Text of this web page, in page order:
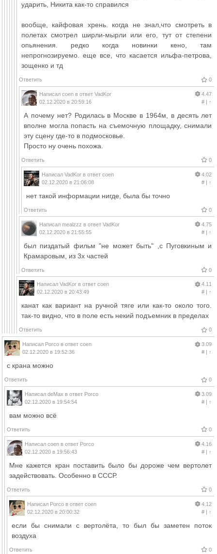
ударить, Никита как-то справился
вообще, кайфовая хрень. когда не знал,что смотреть в
полетах смотрел ширли-мырли или его, тут от степени
опьянения. редко когда новинки кено, там
непрогнозируемо. еще все, что касается ильфа-петрова,
зощенко и тд
Ответить 0
Написал coen в ответ VadKor
02.12.2020 в 20:59:16
4.47
#| ↑
А почему нет? Родилась в Москве в 1964м, в десять лет
вполне могла попасть на съемочную площадку, снимали
эту сцену где-то в подмосковье.
Просто ну очень похожа.
Ответить 0
Написал VadKor в ответ coen
02.12.2020 в 21:06:08
4.02
#| ↑
нет такой информации нигде, была бы точно
Ответить 0
Написал mealzzz в ответ VadKor
02.12.2020 в 21:55:55
4.75
#| ↑
был пиздатый фильм "не может быть" ,с Пуговкиным и
Крамаровым, из 3х частей
Ответить 0
Написал VadKor в ответ coen
02.12.2020 в 20:43:49
4.11
#| ↑
канат как вариант на ручной тяге или как-то около того.
так-то видно, что в поле есть некий подъемник в пределах
Ответить 0
Написал Porco в ответ coen
02.12.2020 в 19:52:36
3.09
#| ↑
с крана можно
Ответить 0
Написал deMax в ответ Porco
02.12.2020 в 19:54:54
3.09
#| ↑
вам можно всё
Ответить 0
Написал coen в ответ Porco
02.12.2020 в 19:56:43
4.16
#| ↑
Мне кажется кран поставить было бы дороже чем вертолет
задействовать. Особенно в СССР.
Ответить 0
Написал Porco в ответ coen
02.12.2020 в 20:00:32
4.12
#| ↑
если бы снимали с вертолёта, то был бы заметен поток
воздуха
Ответить 0